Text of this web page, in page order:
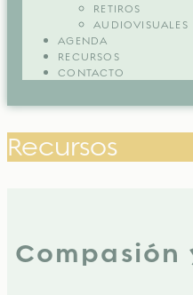
RETIROS
AUDIOVISUALES
AGENDA
RECURSOS
CONTACTO
Recursos